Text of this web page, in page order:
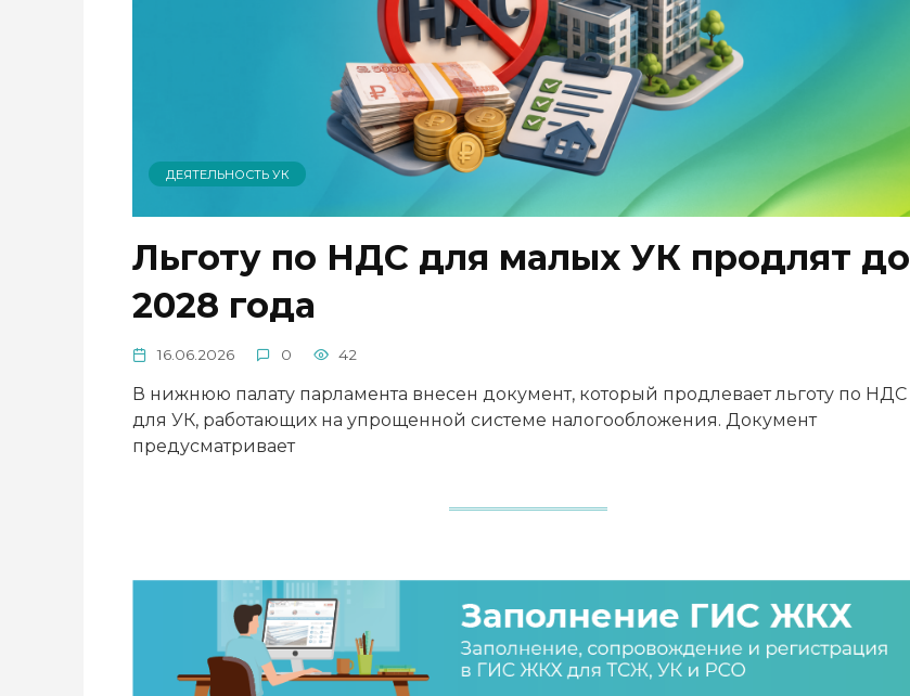
ДЕЯТЕЛЬНОСТЬ УК
Льготу по НДС для малых УК продлят до
2028 года
16.06.2026 0 42
В нижнюю палату парламента внесен документ, который продлевает льготу по НДС
для УК, работающих на упрощенной системе налогообложения. Документ
предусматривает